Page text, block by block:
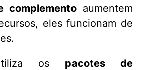
complementoaumentem
eles funcionam de
os pacotes de